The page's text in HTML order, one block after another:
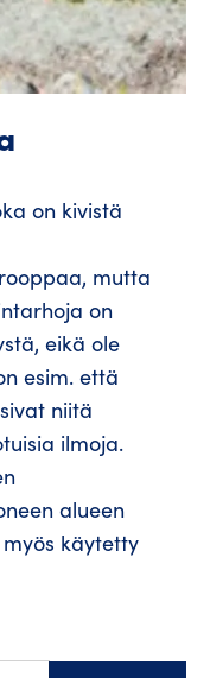
on kivistä
mutta
on
eikä ole
esim. että
niitä
ilmoja.
alueen
käytetty